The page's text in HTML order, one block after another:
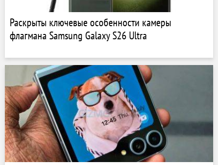
Раскрыты ключевые особенности камеры
флагмана Samsung Galaxy S26 Ultra